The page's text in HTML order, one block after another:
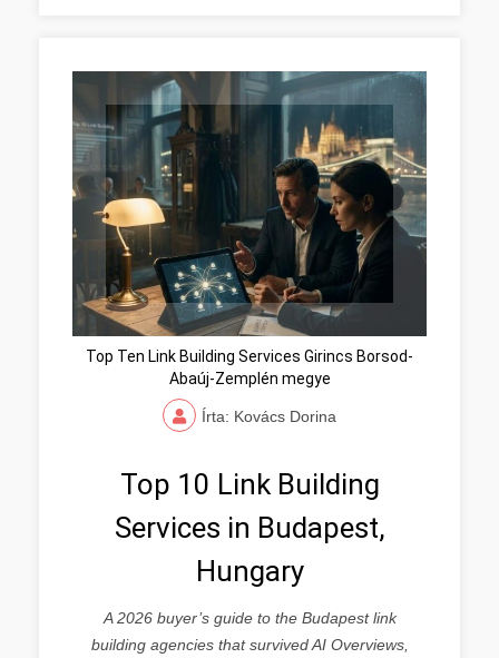
Top Ten Link Building Services Girincs Borsod-
Abaúj-Zemplén megye
Írta: Kovács Dorina
Top 10 Link Building
Services in Budapest,
Hungary
A 2026 buyer’s guide to the Budapest link
building agencies that survived AI Overviews,